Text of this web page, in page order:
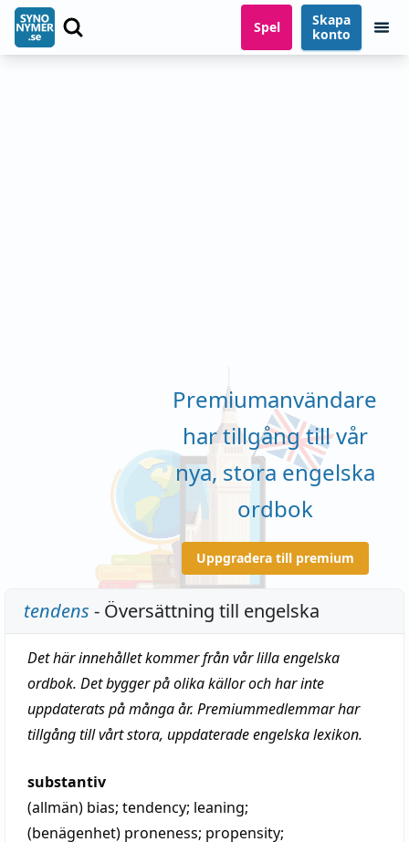
Spel
Skapa
konto
Premiumanvändare
har tillgång till vår
nya, stora engelska
ordbok
Uppgradera till premium
tendens - Översättning till engelska
Det här innehållet kommer från vår lilla engelska
ordbok. Det bygger på olika källor och har inte
uppdaterats på många år. Premiummedlemmar har
tillgång till vårt stora, uppdaterade engelska lexikon.
substantiv
(allmän) bias; tendency; leaning;
(benägenhet) proneness; propensity;